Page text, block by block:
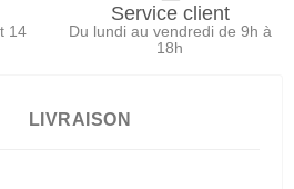
14
Service client
Du lundi au vendredi de 9h à
18h
LIVRAISON